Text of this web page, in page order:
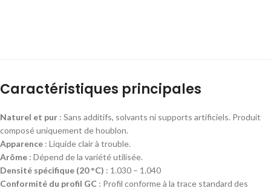
Caractéristiques principales
Naturel et pur : Sans additifs, solvants ni supports artificiels. Produit
composé uniquement de houblon.
Apparence : Liquide clair à trouble.
Arôme : Dépend de la variété utilisée.
Densité spécifique (20 °C) : 1.030 – 1.040
Conformité du profil GC : Profil conforme à la trace standard des